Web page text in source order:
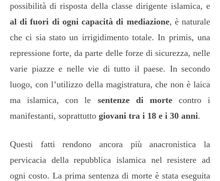
possibilità di risposta della classe dirigente islamica, e
al di fuori di ogni capacità di mediazione, è naturale
che ci sia stato un irrigidimento totale. In primis, una
repressione forte, da parte delle forze di sicurezza, nelle
varie piazze e nelle vie di tutto il paese. In secondo
luogo, con l’utilizzo della magistratura, che non è laica
ma islamica, con le sentenze di mortecontro i
manifestanti, soprattutto giovani tra i 18 e i 30 anni.
Questi fatti rendono ancora più anacronistica la
pervicacia della repubblica islamica nel resistere ad
ogni costo. La prima sentenza di morte è stata eseguita